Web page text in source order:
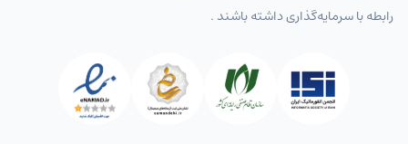
رابطه با سرمایه‌گذاری داشته باشند .